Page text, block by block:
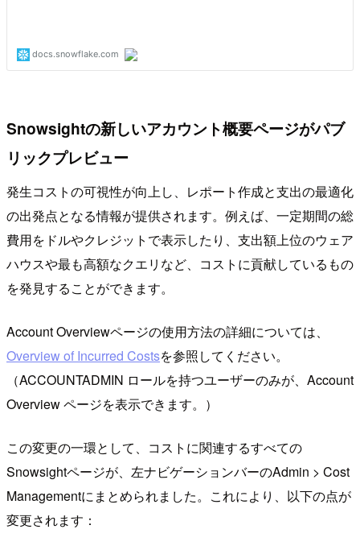
Snowsightの新しいアカウント概要ページがパブ
リックプレビュー
発生コストの可視性が向上し、レポート作成と支出の最適化
の出発点となる情報が提供されます。例えば、一定期間の総
費用をドルやクレジットで表示したり、支出額上位のウェア
ハウスや最も高額なクエリなど、コストに貢献しているもの
を発見することができます。
Account Overviewページの使用方法の詳細については、
Overview of Incurred Costsを参照してください。
（ACCOUNTADMIN ロールを持つユーザーのみが、Account
Overview ページを表示できます。）
この変更の一環として、コストに関連するすべての
Snowsightページが、左ナビゲーションバーのAdmin > Cost
Managementにまとめられました。これにより、以下の点が
変更されます：